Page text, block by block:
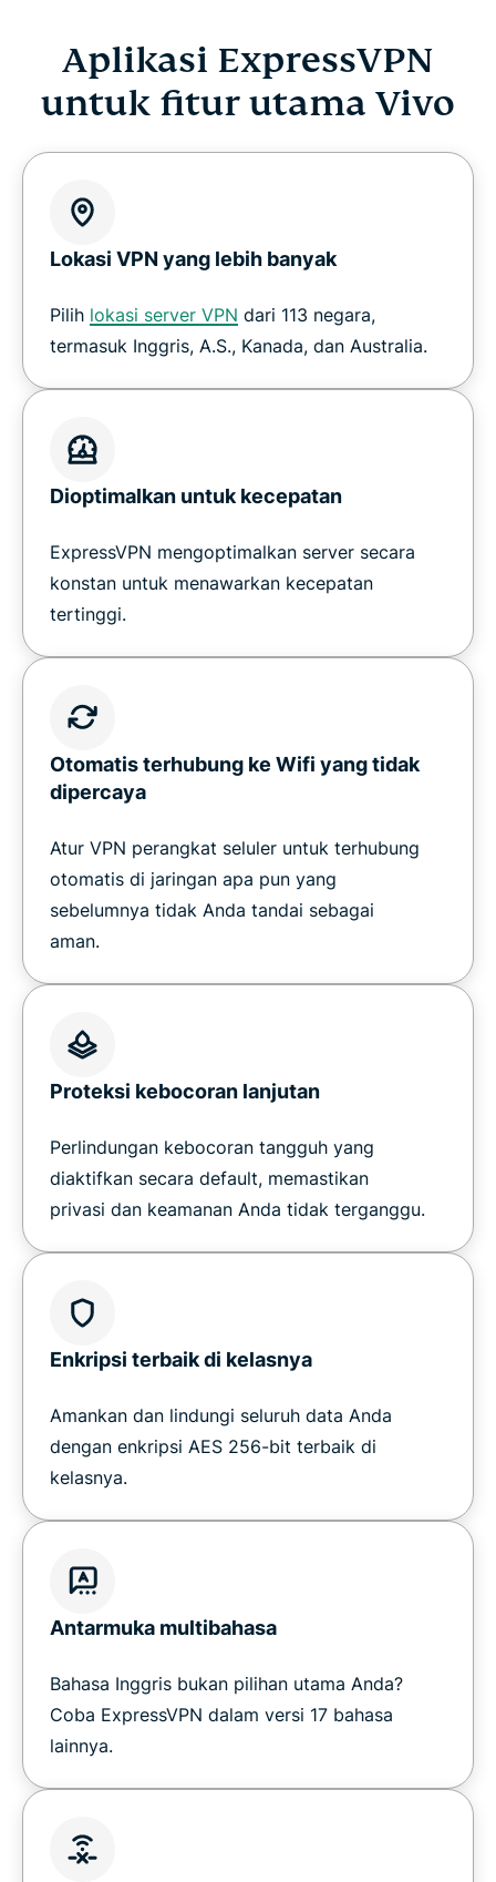
Aplikasi ExpressVPN
untuk fitur utama Vivo
Lokasi VPN yang lebih banyak
Pilih lokasi server VPN dari 113 negara,
termasuk Inggris, A.S., Kanada, dan Australia.
Dioptimalkan untuk kecepatan
ExpressVPN mengoptimalkan server secara
konstan untuk menawarkan kecepatan
tertinggi.
Otomatis terhubung ke Wifi yang tidak
dipercaya
Atur VPN perangkat seluler untuk terhubung
otomatis di jaringan apa pun yang
sebelumnya tidak Anda tandai sebagai
aman.
Proteksi kebocoran lanjutan
Perlindungan kebocoran tangguh yang
diaktifkan secara default, memastikan
privasi dan keamanan Anda tidak terganggu.
Enkripsi terbaik di kelasnya
Amankan dan lindungi seluruh data Anda
dengan enkripsi AES 256-bit terbaik di
kelasnya.
Antarmuka multibahasa
Bahasa Inggris bukan pilihan utama Anda?
Coba ExpressVPN dalam versi 17 bahasa
lainnya.